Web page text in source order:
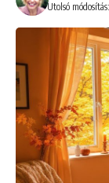
Utolsó